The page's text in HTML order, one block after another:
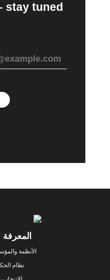
stay tuned!
Footer
الأنظمة
نظام